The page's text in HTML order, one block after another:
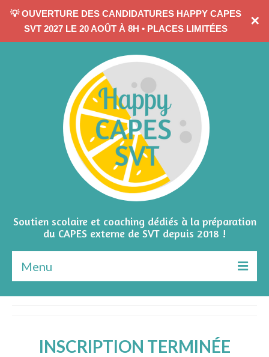
CONTACTEZ-MOI
Soutien scolaire et coaching dédiés à la préparation
du CAPES externe de SVT depuis 2018 !
Menu
INSCRIPTION TERMINÉE
💡 OUVERTURE DES CANDIDATURES HAPPY CAPES
SVT 2027 LE 20 AOÛT À 8H • PLACES LIMITÉES
✕